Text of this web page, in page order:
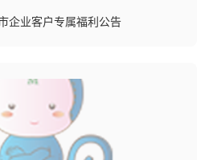
企业客户专属福利公告